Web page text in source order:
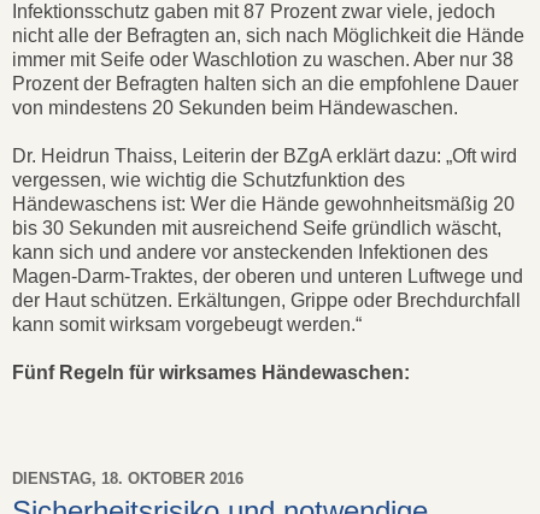
Infektionsschutz gaben mit 87 Prozent zwar viele, jedoch
nicht alle der Befragten an, sich nach Möglichkeit die Hände
immer mit Seife oder Waschlotion zu waschen. Aber nur 38
Prozent der Befragten halten sich an die empfohlene Dauer
von mindestens 20 Sekunden beim Händewaschen.
Dr. Heidrun Thaiss, Leiterin der BZgA erklärt dazu: „Oft wird
vergessen, wie wichtig die Schutzfunktion des
Händewaschens ist: Wer die Hände gewohnheitsmäßig 20
bis 30 Sekunden mit ausreichend Seife gründlich wäscht,
kann sich und andere vor ansteckenden Infektionen des
Magen-Darm-Traktes, der oberen und unteren Luftwege und
der Haut schützen. Erkältungen, Grippe oder Brechdurchfall
kann somit wirksam vorgebeugt werden.“
Fünf Regeln für wirksames Händewaschen:
DIENSTAG, 18. OKTOBER 2016